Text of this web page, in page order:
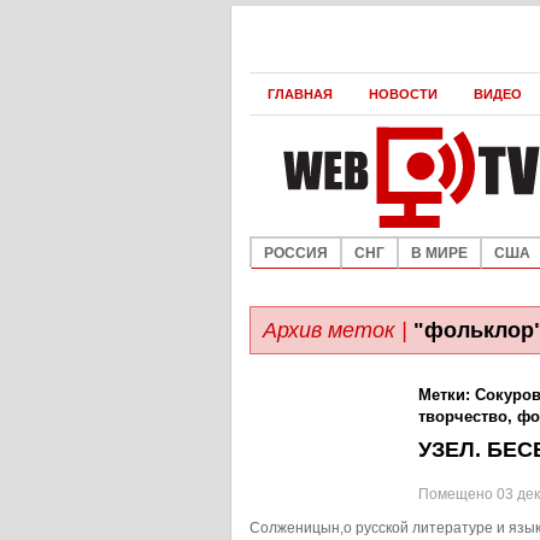
ГЛАВНАЯ НОВОСТИ ВИДЕО
РОССИЯ СНГ В МИРЕ США
Архив меток |
Метки: Сокуров
творчество,
УЗЕЛ.
Помещено 03
Солженицын,о русской литературе и